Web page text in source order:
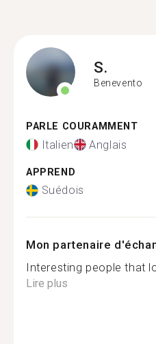
S.
Benevento
PARLE COURAMMENT
Italien Anglais
APPREND
Suédois
Mon partenaire
Interesting people that
Lire plus